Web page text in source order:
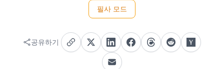
필사 모드
공유하기